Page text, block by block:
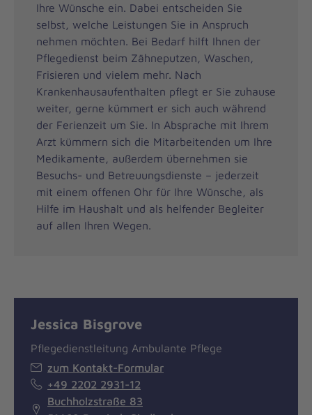
Ihre Wünsche ein. Dabei entscheiden Sie
selbst, welche Leistungen Sie in Anspruch
nehmen möchten. Bei Bedarf hilft Ihnen der
Pflegedienst beim Zähneputzen, Waschen,
Frisieren und vielem mehr. Nach
Krankenhausaufenthalten pflegt er Sie zuhause
weiter, gerne kümmert er sich auch während
der Ferienzeit um Sie. In Absprache mit Ihrem
Arzt kümmern sich die Mitarbeitenden um Ihre
Medikamente, außerdem übernehmen sie
Besuchs- und Betreuungsdienste – jederzeit
mit einem offenen Ohr für Ihre Wünsche, als
Hilfe im Haushalt und als helfender Begleiter
auf allen Ihren Wegen.
Jessica Bisgrove
Pflegedienstleitung Ambulante Pflege
zum Kontakt-Formular
+49 2202 2931-12
Buchholzstraße 83